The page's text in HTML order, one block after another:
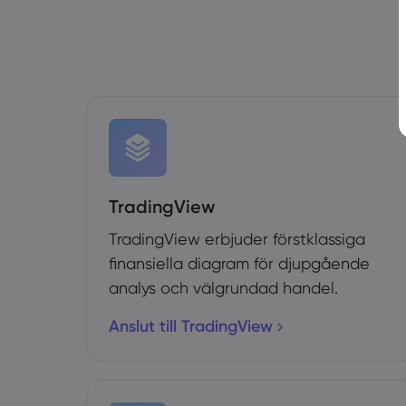
TradingView
TradingView erbjuder förstklassiga
finansiella diagram för djupgående
analys och välgrundad handel.
Anslut till TradingView